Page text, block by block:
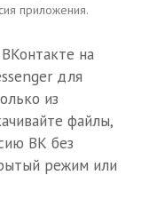
приложения.
на
для
из
файлы,
ВК без
режим или